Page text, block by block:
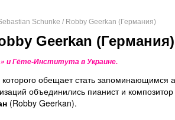
Schunke / Robby Geerkan (Германия)
Geerkan (Германия)
и Гёте-Института в Украине.
обещает стать запоминающимся
объединились пианист и композитор
(Robby Geerkan).